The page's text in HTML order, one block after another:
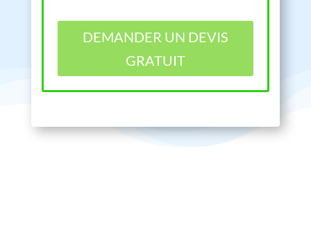
DEMANDER UN DEVIS
GRATUIT